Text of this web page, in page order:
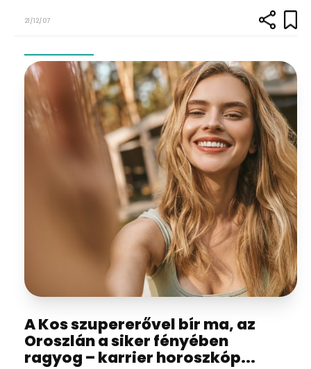
21/12/07
A Kos szupererővel bír ma, az
Oroszlán a siker fényében
ragyog – karrier horoszkóp...